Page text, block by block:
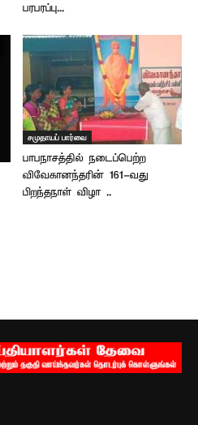
பரபரப்பு...
சமுதாயப் பார்வை
பாபநாசத்தில் நடைப்பெற்ற
விவேகானந்தரின் 161-வது
பிறந்தநாள் விழா ..